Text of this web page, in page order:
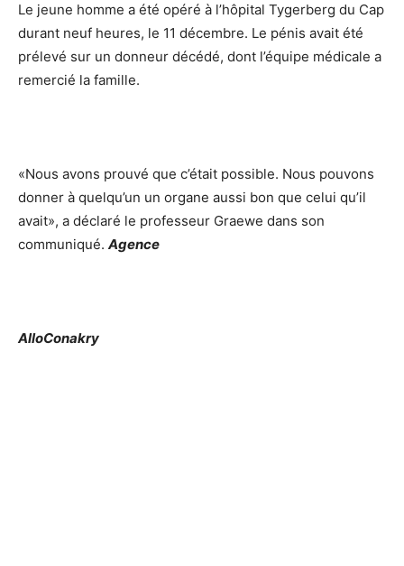
Le jeune homme a été opéré à l’hôpital Tygerberg du Cap
durant neuf heures, le 11 décembre. Le pénis avait été
prélevé sur un donneur décédé, dont l’équipe médicale a
remercié la famille.
«Nous avons prouvé que c’était possible. Nous pouvons
donner à quelqu’un un organe aussi bon que celui qu’il
avait», a déclaré le professeur Graewe dans son
communiqué. Agence
AlloConakry